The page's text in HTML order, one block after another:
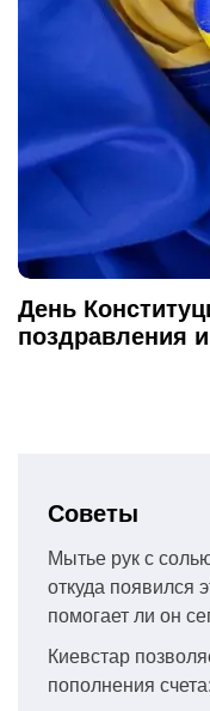
День
поздравления
Советы
Мытье рук с
откуда появился
помогает ли он
Киевстар
пополнения